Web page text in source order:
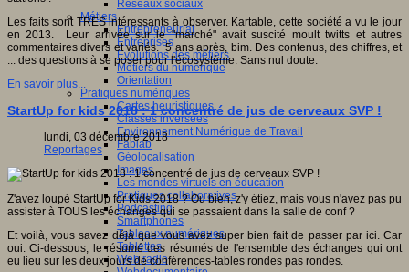
Réseaux sociaux
Métiers
Entrepreneuriat
Entreprises
Evolutions des métiers
Métiers du numérique
Orientation
Pratiques numériques
Cartes heuristiques
Classes inversées
Environnement Numérique de Travail
Fablab
Géolocalisation
Images
Les mondes virtuels en éducation
Pratiques collaboratives
Podcasting
Smartphones
Tableaux numériques
Tablettes
Web radio
Les faits sont TRES intéressants à observer. Kartable, cette société a vu le jour
en 2013. Leur arrivée sur le "marché" avait suscité moult twitts et autres
commentaires divers et variés. 5 ans après, bim. Des contenus, des chiffres, et
... des questions à se poser pour l'écosystème. Sans nul doute.
En savoir plus...
StartUp for kids 2018 : 1 concentré de jus de cerveaux SVP !
lundi, 03 décembre 2018
Reportages
Z'avez loupé StartUp for Kids 2018 ? Ou bien, z'y étiez, mais vous n'avez pas pu
assister à TOUS les échanges qui se passaient dans la salle de conf ?
Et voilà, vous savez déjà que vous avez super bien fait de passer par ici. Car
oui. Ci-dessous, le résumé des résumés de l'ensemble des échanges qui ont
eu lieu sur les deux jours de conférences-tables rondes pas rondes.